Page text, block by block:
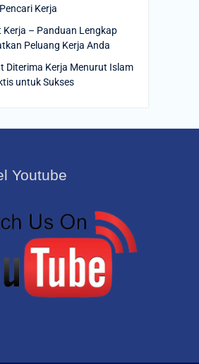
Kerja
Kerja – Panduan Lengkap
Peluang Kerja Anda
Diterima Kerja Menurut Islam
untuk Sukses
Youtube